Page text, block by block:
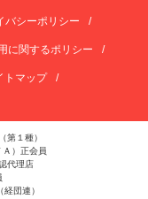
バシーポリシー
に関するポリシー
トマップ
第１種）
）正会員
代理店
団連）